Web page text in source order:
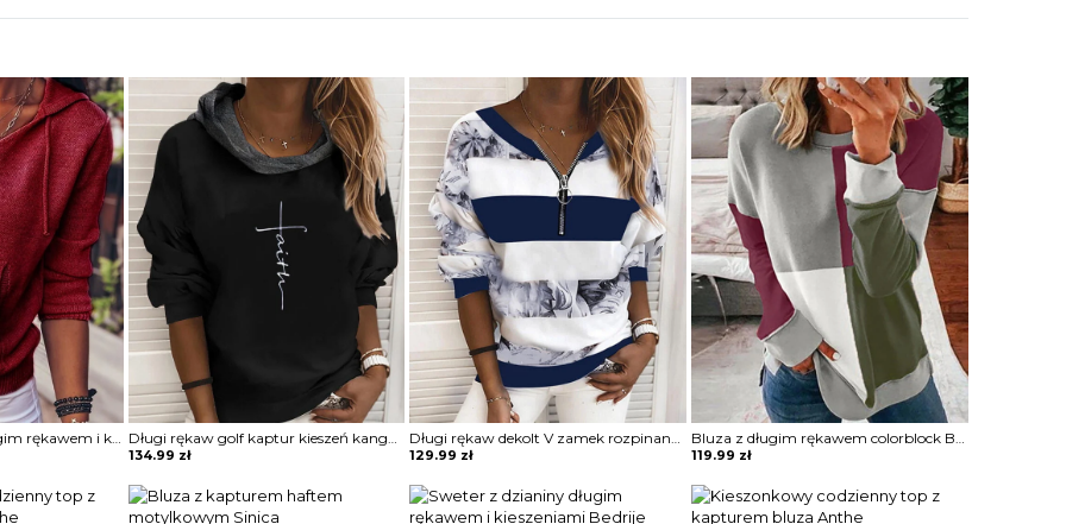
Sweter z dzianiny długim rękawem i kieszeniami Bedrije
134.99 zł 129.99 zł 119.99 zł